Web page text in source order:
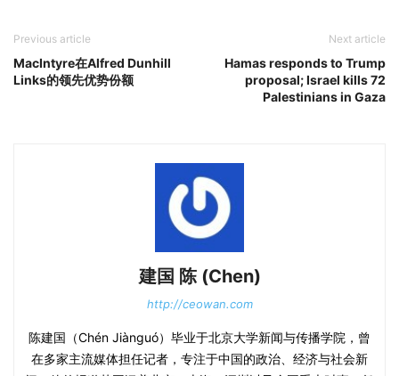
Previous article
MacIntyre在Alfred Dunhill
Links的领先优势份额
Next article
Hamas responds to Trump
proposal; Israel kills 72
Palestinians in Gaza
建国 陈 (Chen)
http://ceowan.com
陈建国（Chén Jiànguó）毕业于北京大学新闻与传播学院，曾
在多家主流媒体担任记者，专注于中国的政治、经济与社会新